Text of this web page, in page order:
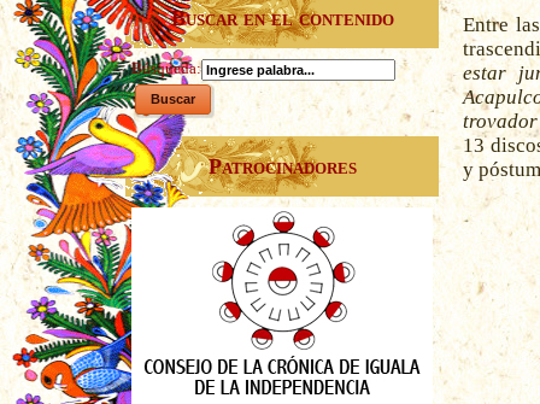
Buscar en el contenido
Búsqueda:
Patrocinadores
Entre
estar
13
y